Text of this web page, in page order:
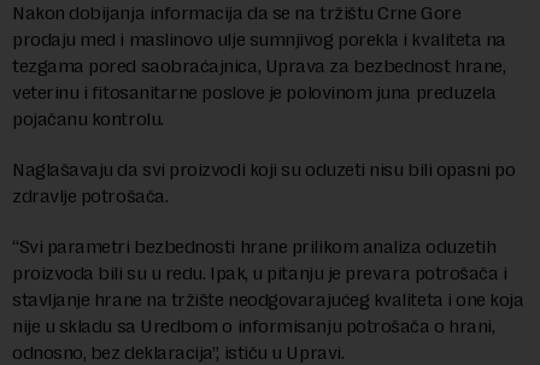
Nakon dobijanja informacija da se na tržištu Crne Gore
prodaju med i maslinovo ulje sumnjivog porekla i kvaliteta na
tezgama pored saobraćajnica, Uprava za bezbednost hrane,
veterinu i fitosanitarne poslove je polovinom juna preduzela
pojačanu kontrolu.
Naglašavaju da svi proizvodi koji su oduzeti nisu bili opasni po
zdravlje potrošača.
“Svi parametri bezbednosti hrane prilikom analiza oduzetih
proizvoda bili su u redu. Ipak, u pitanju je prevara potrošača i
stavljanje hrane na tržište neodgovarajućeg kvaliteta i one koja
nije u skladu sa Uredbom o informisanju potrošača o hrani,
odnosno, bez deklaracija”, ističu u Upravi.